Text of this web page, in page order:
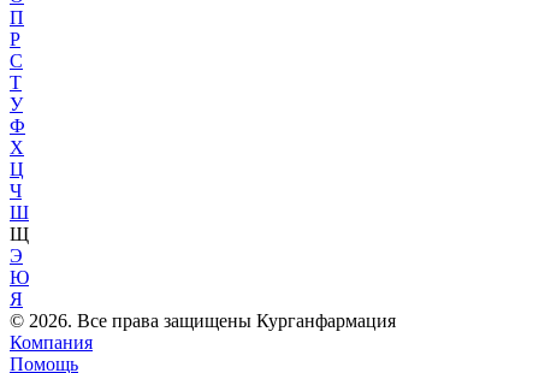
П
Р
С
Т
У
Ф
Х
Ц
Ч
Ш
Щ
Э
Ю
Я
© 2026. Все права защищены Курганфармация
Компания
Помощь